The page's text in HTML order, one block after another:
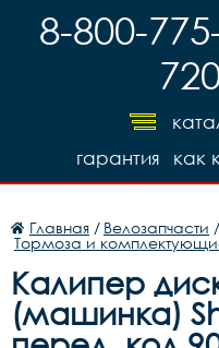
8-800-
как
гарантия
Главная / Велозапчасти /
Тормоза и
Калипер
(машинка)